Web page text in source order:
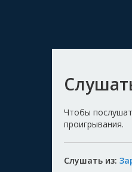
Чтобы
проигрывания.
Слушать из: